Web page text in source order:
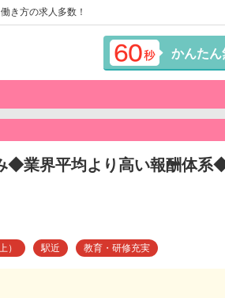
き方の求人多数！
かんた
◆業界平均より高い報酬体
） 駅近 教育・研修充実